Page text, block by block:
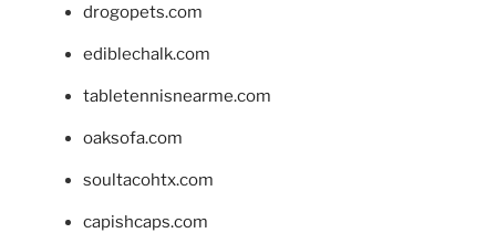
drogopets.com
ediblechalk.com
tabletennisnearme.com
oaksofa.com
soultacohtx.com
capishcaps.com